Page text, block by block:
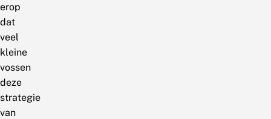
erop
dat
veel
kleine
vossen
deze
strategie
van